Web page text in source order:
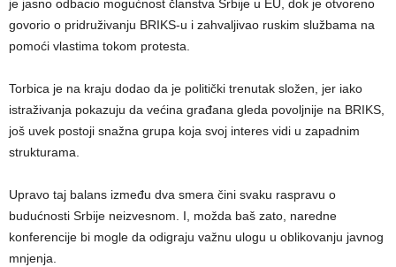
je jasno odbacio mogućnost članstva Srbije u EU, dok je otvoreno
govorio o pridruživanju BRIKS-u i zahvaljivao ruskim službama na
pomoći vlastima tokom protesta.
Torbica je na kraju dodao da je politički trenutak složen, jer iako
istraživanja pokazuju da većina građana gleda povoljnije na BRIKS,
još uvek postoji snažna grupa koja svoj interes vidi u zapadnim
strukturama.
Upravo taj balans između dva smera čini svaku raspravu o
budućnosti Srbije neizvesnom. I, možda baš zato, naredne
konferencije bi mogle da odigraju važnu ulogu u oblikovanju javnog
mnjenja.